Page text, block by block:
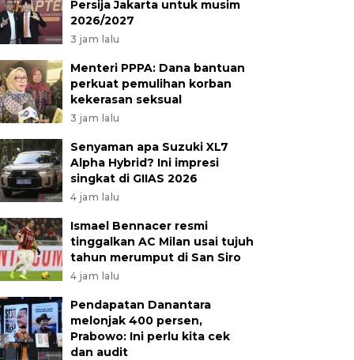
Persija Jakarta untuk musim
2026/2027
3 jam lalu
Menteri PPPA: Dana bantuan
perkuat pemulihan korban
kekerasan seksual
3 jam lalu
Senyaman apa Suzuki XL7
Alpha Hybrid? Ini impresi
singkat di GIIAS 2026
4 jam lalu
Ismael Bennacer resmi
tinggalkan AC Milan usai tujuh
tahun merumput di San Siro
4 jam lalu
Pendapatan Danantara
melonjak 400 persen,
Prabowo: Ini perlu kita cek
dan audit